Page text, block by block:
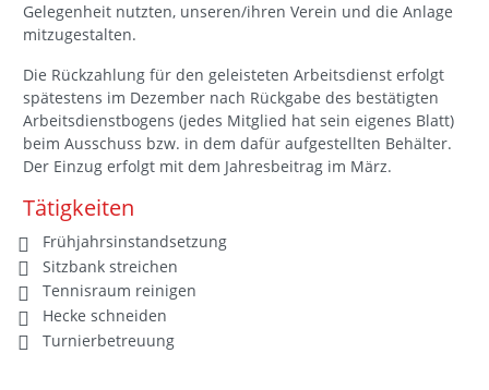
Gelegenheit nutzten, unseren/ihren Verein und die Anlage
mitzugestalten.
Die Rückzahlung für den geleisteten Arbeitsdienst erfolgt
spätestens im Dezember nach Rückgabe des bestätigten
Arbeitsdienstbogens (jedes Mitglied hat sein eigenes Blatt)
beim Ausschuss bzw. in dem dafür aufgestellten Behälter.
Der Einzug erfolgt mit dem Jahresbeitrag im März.
Tätigkeiten
Frühjahrsinstandsetzung
Sitzbank streichen
Tennisraum reinigen
Hecke schneiden
Turnierbetreuung